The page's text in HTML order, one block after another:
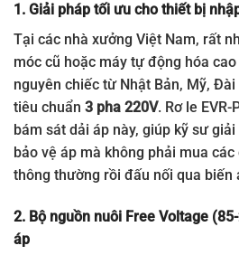
1. Giải pháp tối ưu cho thiết bị
Tại các nhà xưởng Việt Nam, rất
móc cũ hoặc máy tự động hóa
nguyên chiếc từ Nhật Bản, Mỹ,
tiêu chuẩn 3 pha 220V. Rơ le
bám sát dải áp này, giúp kỹ sư
bảo vệ áp mà không phải mua
thông thường rồi đấu nối qua biến
2. Bộ nguồn nuôi Free Voltage
áp